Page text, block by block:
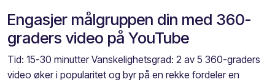
Engasjer målgruppen din med 360-
graders video på YouTube
Tid: 15-30 minutter Vanskelighetsgrad: 2 av 5 360-graders
video øker i popularitet og byr på en rekke fordeler en